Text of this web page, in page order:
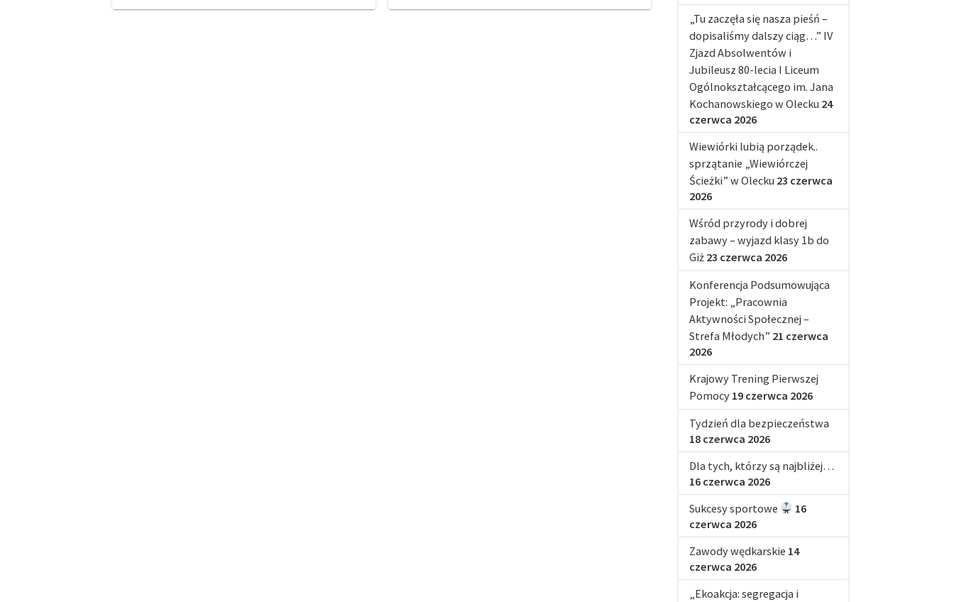
„Tu zaczęła się nasza pieśń –
dopisaliśmy dalszy ciąg…” IV
Zjazd Absolwentów i
Jubileusz 80-lecia I Liceum
Ogólnokształcącego im. Jana
Kochanowskiego w Olecku 24
czerwca 2026
Wiewiórki lubią porządek..
sprzątanie „Wiewiórczej
Ścieżki” w Olecku 23 czerwca
2026
Wśród przyrody i dobrej
zabawy – wyjazd klasy 1b do
Giż 23 czerwca 2026
Konferencja Podsumowująca
Projekt: „Pracownia
Aktywności Społecznej –
Strefa Młodych” 21 czerwca
2026
Krajowy Trening Pierwszej
Pomocy 19 czerwca 2026
Tydzień dla bezpieczeństwa
18 czerwca 2026
Dla tych, którzy są najbliżej…
16 czerwca 2026
Sukcesy sportowe
16
czerwca 2026
Zawody wędkarskie 14
czerwca 2026
„Ekoakcja: segregacja i